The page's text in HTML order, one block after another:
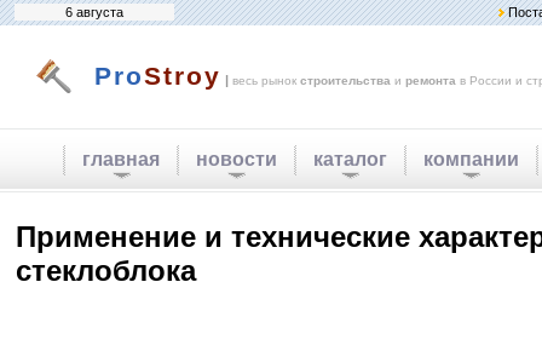
6 августа
ProStroy | весь рынок строительства и ремонта в России и
главная новости каталог компании
Применение и технические
стеклоблока